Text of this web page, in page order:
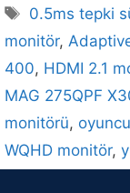
Etiketler
0.5ms tepki
monitör,
400, HDMI 2.1
MAG 275QPF
monitörü,
WQHD monitör,